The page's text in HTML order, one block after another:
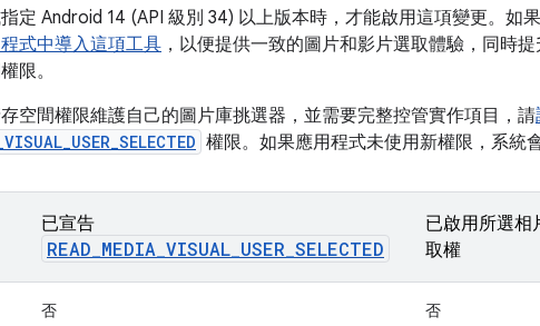
定 Android 14 (API 級別 34) 以上版本時，才能啟用這項變更。如
式中導入這項工具 ，以便提供一致的圖片和影片選取體驗，同時
限。
空間權限維護自己的圖片庫挑選器，並需要完整控管實作項目，請
權限。如果應用程式未使用新權限，系統
已宣告
READ_MEDIA_VISUAL_USER_SELECTED
已啟用所選相
取權
否 否